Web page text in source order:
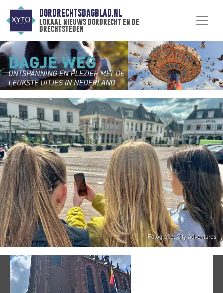
DORDRECHTSDAGBLAD.NL
lokaal nieuws dordrecht en de
drechtsteden